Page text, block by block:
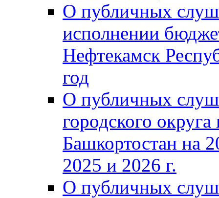
О публичных
исполнении
Нефтекамск
год
О публичных
городского
Башкортостан на
2025 и 2026 г.
О публичных